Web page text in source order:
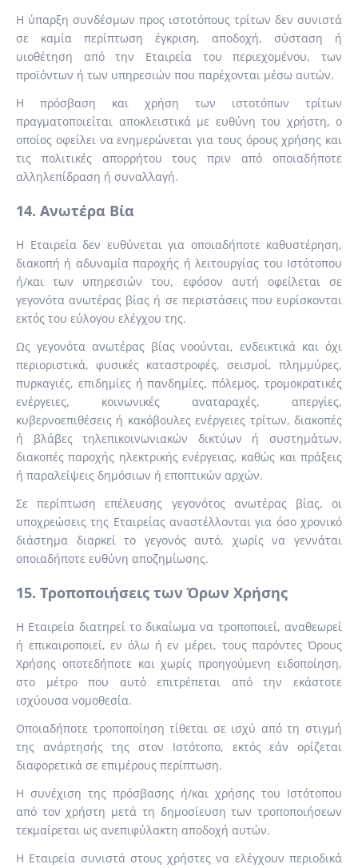
Η ύπαρξη συνδέσμων προς ιστοτόπους τρίτων δεν συνιστά
σε καμία περίπτωση έγκριση, αποδοχή, σύσταση ή
υιοθέτηση από την Εταιρεία του περιεχομένου, των
προϊόντων ή των υπηρεσιών που παρέχονται μέσω αυτών.
Η πρόσβαση και χρήση των ιστοτόπων τρίτων
πραγματοποιείται αποκλειστικά με ευθύνη του χρήστη, ο
οποίος οφείλει να ενημερώνεται για τους όρους χρήσης και
τις πολιτικές απορρήτου τους πριν από οποιαδήποτε
αλληλεπίδραση ή συναλλαγή.
14. Ανωτέρα Βία
Η Εταιρεία δεν ευθύνεται για οποιαδήποτε καθυστέρηση,
διακοπή ή αδυναμία παροχής ή λειτουργίας του Ιστότοπου
ή/και των υπηρεσιών του, εφόσον αυτή οφείλεται σε
γεγονότα ανωτέρας βίας ή σε περιστάσεις που ευρίσκονται
εκτός του εύλογου ελέγχου της.
Ως γεγονότα ανωτέρας βίας νοούνται, ενδεικτικά και όχι
περιοριστικά, φυσικές καταστροφές, σεισμοί, πλημμύρες,
πυρκαγιές, επιδημίες ή πανδημίες, πόλεμος, τρομοκρατικές
ενέργειες, κοινωνικές αναταραχές, απεργίες,
κυβερνοεπιθέσεις ή κακόβουλες ενέργειες τρίτων, διακοπές
ή βλάβες τηλεπικοινωνιακών δικτύων ή συστημάτων,
διακοπές παροχής ηλεκτρικής ενέργειας, καθώς και πράξεις
ή παραλείψεις δημόσιων ή εποπτικών αρχών.
Σε περίπτωση επέλευσης γεγονότος ανωτέρας βίας, οι
υποχρεώσεις της Εταιρείας αναστέλλονται για όσο χρονικό
διάστημα διαρκεί το γεγονός αυτό, χωρίς να γεννάται
οποιαδήποτε ευθύνη αποζημίωσης.
15. Τροποποιήσεις των Όρων Χρήσης
Η Εταιρεία διατηρεί το δικαίωμα να τροποποιεί, αναθεωρεί
ή επικαιροποιεί, εν όλω ή εν μέρει, τους παρόντες Όρους
Χρήσης οποτεδήποτε και χωρίς προηγούμενη ειδοποίηση,
στο μέτρο που αυτό επιτρέπεται από την εκάστοτε
ισχύουσα νομοθεσία.
Οποιαδήποτε τροποποίηση τίθεται σε ισχύ από τη στιγμή
της ανάρτησής της στον Ιστότοπο, εκτός εάν ορίζεται
διαφορετικά σε επιμέρους περίπτωση.
Η συνέχιση της πρόσβασης ή/και χρήσης του Ιστότοπου
από τον χρήστη μετά τη δημοσίευση των τροποποιήσεων
τεκμαίρεται ως ανεπιφύλακτη αποδοχή αυτών.
Η Εταιρεία συνιστά στους χρήστες να ελέγχουν περιοδικά